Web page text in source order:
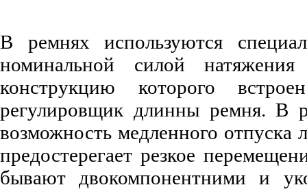
В ремнях используются
номинальной силой
конструкцию которого
регулировщик длинны ремня. В
возможность медленного отпуска
предостерегает резкое
бывают двокомпонентними и